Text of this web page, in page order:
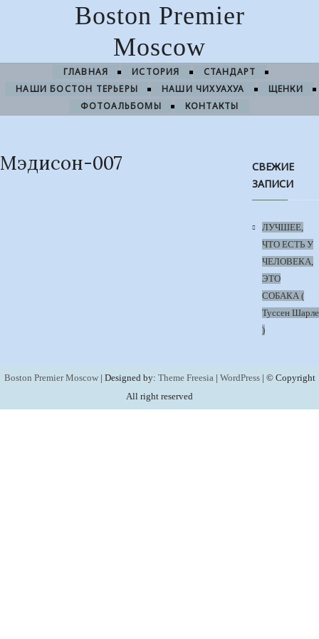
Boston Premier
Moscow
ГЛАВНАЯ ИСТОРИЯ
СТАНДАРТ
НАШИ БОСТОН ТЕРЬЕРЫ
НАШИ ЧИХУАХУА
ЩЕНКИ
ФОТОАЛЬБОМЫ
КОНТАКТЫ
Мэдисон-007
СВЕЖИЕ
ЗАПИСИ
ЛУЧШЕЕ,
ЧТО ЕСТЬ У
ЧЕЛОВЕКА,
ЭТО
СОБАКА (
Туссен Шарле
)
Boston Premier Moscow| Designed by: Theme Freesia| WordPress| © Copyright
All right reserved